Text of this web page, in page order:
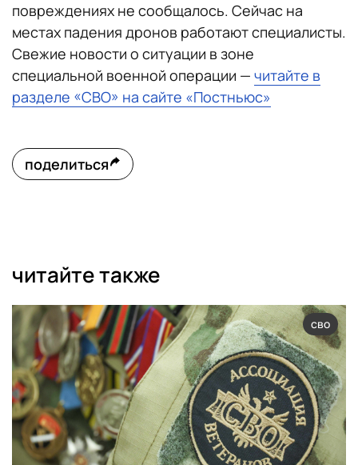
повреждениях не сообщалось. Сейчас на
местах падения дронов работают специалисты.
Свежие новости о ситуации в зоне
специальной военной операции — читайте в
разделе «СВО» на сайте «Постньюс»
поделиться
читайте также
сво